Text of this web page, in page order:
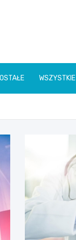
WSZYSTKIE